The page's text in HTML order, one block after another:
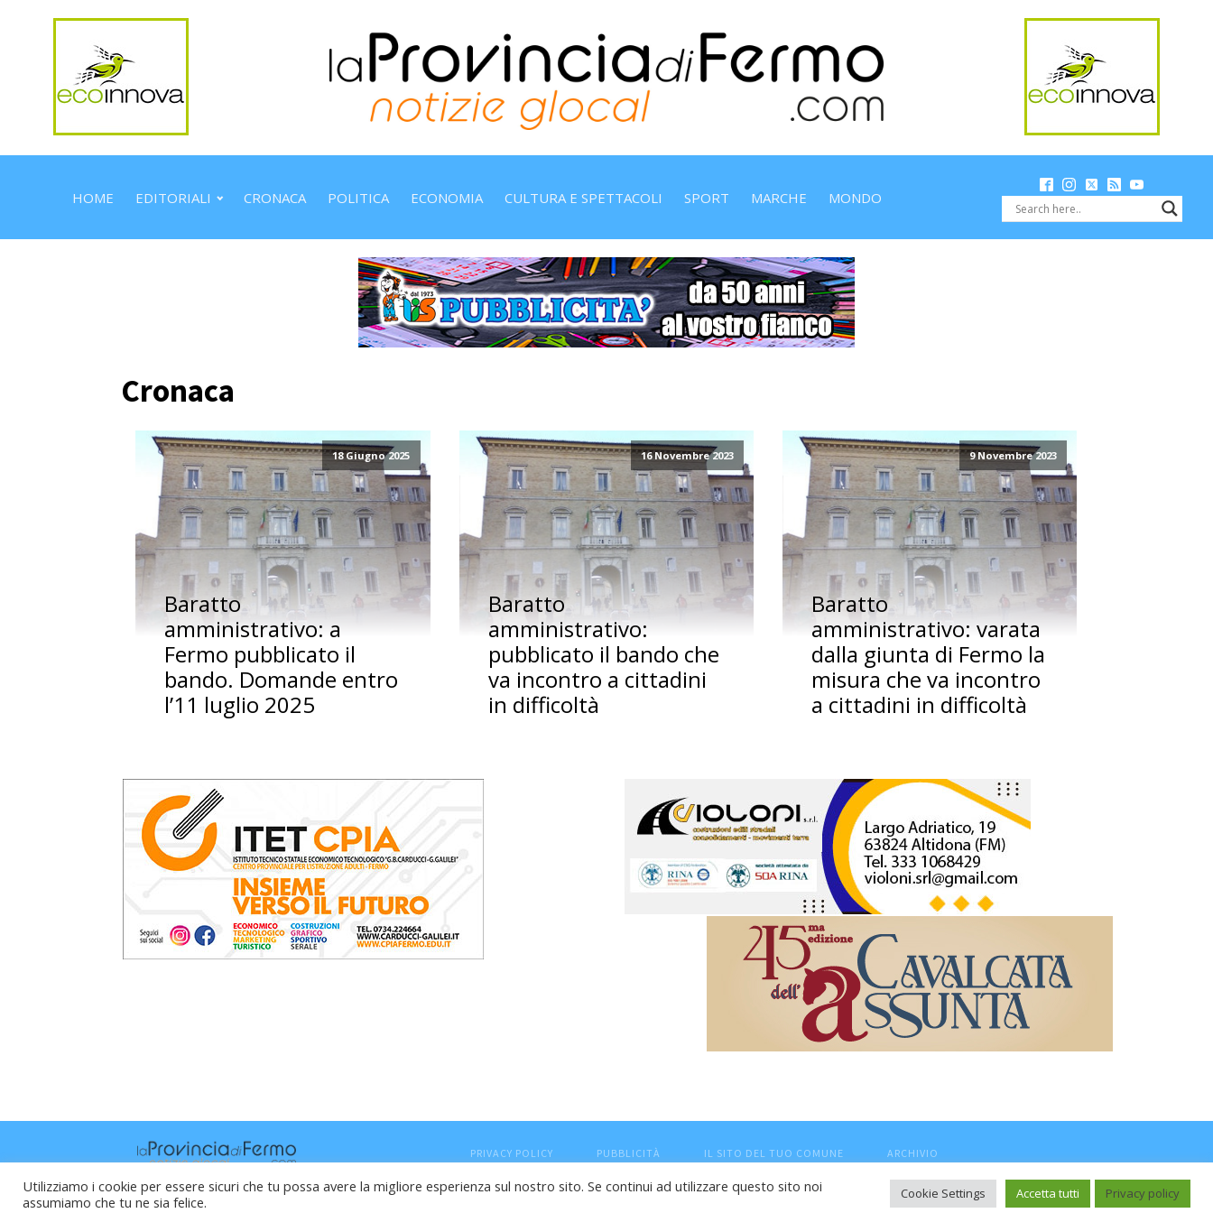
HOME EDITORIALI CRONACA POLITICA ECONOMIA CULTURA E SPETTACOLI SPORT MARCHE MONDO
Cronaca
18 Giugno 2025
Baratto
amministrativo: a
Fermo pubblicato il
bando. Domande entro
l’11 luglio 2025
16 Novembre 2023
Baratto
amministrativo:
pubblicato il bando che
va incontro a cittadini
in difficoltà
9 Novembre 2023
Baratto
amministrativo: varata
dalla giunta di Fermo la
misura che va incontro
a cittadini in difficoltà
PRIVACY POLICY PUBBLICITÀ IL SITO DEL TUO COMUNE ARCHIVIO
Raffaele Vitali - via Leopardi 10 - 61121 Pesaro (PU) - Cod.Fisc VTLRFL77B02L500Y - Testata giornalistica, aut. Trib.Fermo n.04/2010 del 05/08/2010
Utilizziamo i cookie per essere sicuri che tu possa avere la migliore esperienza sul nostro sito. Se continui ad utilizzare questo sito noi
assumiamo che tu ne sia felice.
Cookie Settings Accetta tutti Privacy policy